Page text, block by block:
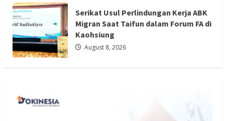
Kaohsiung
Redaksi 01 August 8, 2026
Serikat Usul Perlindungan Kerja ABK
Migran Saat Taifun dalam Forum FA di
Kaohsiung
August 8, 2026